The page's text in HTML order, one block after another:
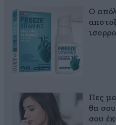
Ο
Πες
θα
σου